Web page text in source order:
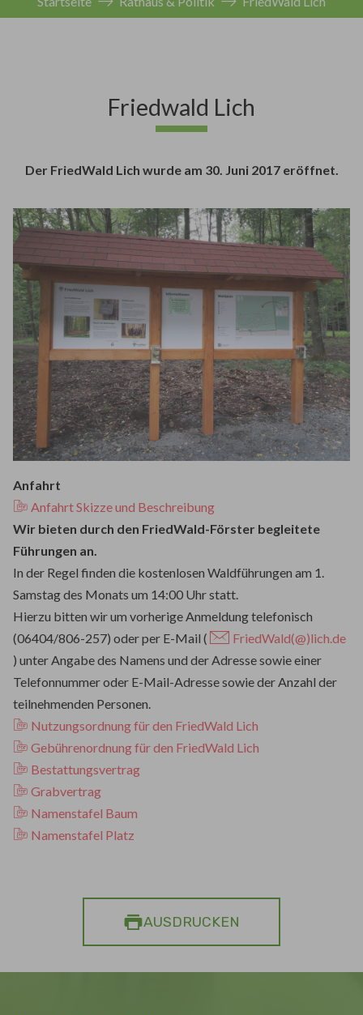
Friedwald Lich
Der FriedWald Lich wurde am 30. Juni 2017 eröffnet.
Anfahrt
Anfahrt Skizze und Beschreibung
Wir bieten durch den FriedWald-Förster begleitete
Führungen an.
In der Regel finden die kostenlosen Waldführungen am 1.
Samstag des Monats um 14:00 Uhr statt.
Hierzu bitten wir um vorherige Anmeldung telefonisch
(06404/806-257) oder per E-Mail (
FriedWald(@)lich.de
) unter Angabe des Namens und der Adresse sowie einer
Telefonnummer oder E-Mail-Adresse sowie der Anzahl der
teilnehmenden Personen.
Nutzungsordnung für den FriedWald Lich
Gebührenordnung für den FriedWald Lich
Bestattungsvertrag
Grabvertrag
Namenstafel Baum
Namenstafel Platz
AUSDRUCKEN